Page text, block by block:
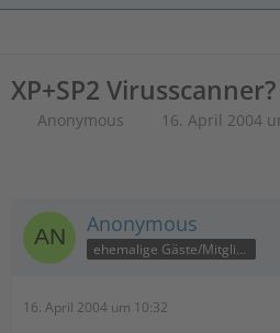
XP+SP2 Virusscanner?
Anonymous 16. April 2004
Anonymous
ehemalige Gäste/Mitglieder
16. April 2004 um 10:32